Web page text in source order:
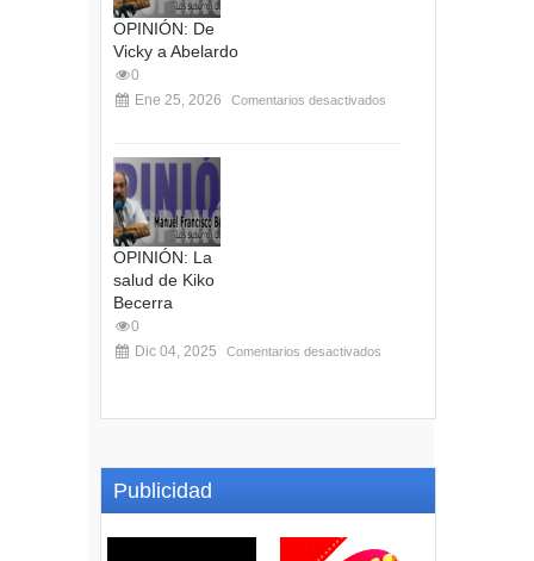
OPINIÓN: De
Vicky a Abelardo
0
Ene 25, 2026
Comentarios desactivados
OPINIÓN: La
salud de Kiko
Becerra
0
Dic 04, 2025
Comentarios desactivados
Publicidad